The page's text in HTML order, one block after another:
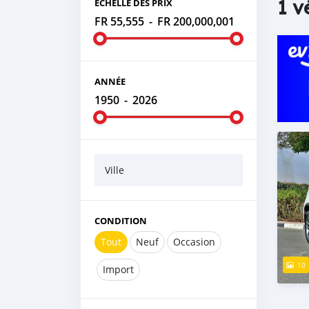
ÉCHELLE DES PRIX
FR 55,555 - FR 200,000,001
ANNÉE
1950 - 2026
Ville
CONDITION
Tout Neuf Occasion
Import
1
10